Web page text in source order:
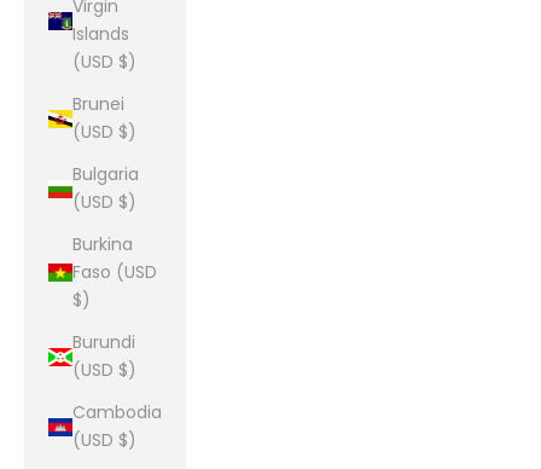
Virgin
Islands
(USD $)
Brunei
(USD $)
Bulgaria
(USD $)
Burkina
Faso (USD
$)
Burundi
(USD $)
Cambodia
(USD $)